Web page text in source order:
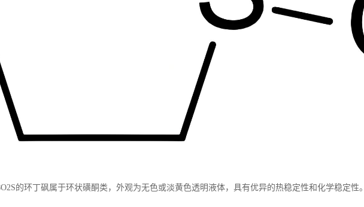
的环丁砜属于环状磺酮类，外观为无色或淡黄色透明液体，具有优异的热稳定性和化学稳定性。